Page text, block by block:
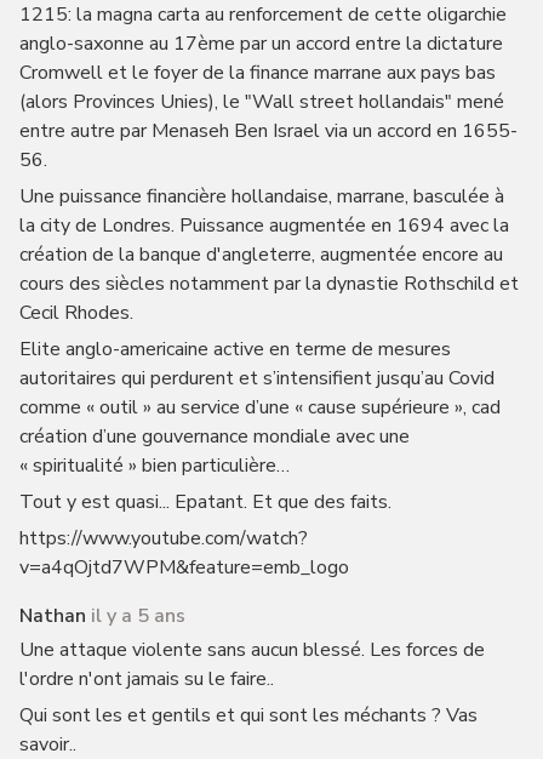
1215: la magna carta au renforcement de cette oligarchie
anglo-saxonne au 17ème par un accord entre la dictature
Cromwell et le foyer de la finance marrane aux pays bas
(alors Provinces Unies), le "Wall street hollandais" mené
entre autre par Menaseh Ben Israel via un accord en 1655-
56.
Une puissance financière hollandaise, marrane, basculée à
la city de Londres. Puissance augmentée en 1694 avec la
création de la banque d'angleterre, augmentée encore au
cours des siècles notamment par la dynastie Rothschild et
Cecil Rhodes.
Elite anglo-americaine active en terme de mesures
autoritaires qui perdurent et s’intensifient jusqu’au Covid
comme « outil » au service d’une « cause supérieure », cad
création d’une gouvernance mondiale avec une
« spiritualité » bien particulière…
Tout y est quasi... Epatant. Et que des faits.
https://www.youtube.com/watch?
v=a4qOjtd7WPM&feature=emb_logo
Nathan il y a 5 ans
Une attaque violente sans aucun blessé. Les forces de
l'ordre n'ont jamais su le faire..
Qui sont les et gentils et qui sont les méchants ? Vas
savoir..